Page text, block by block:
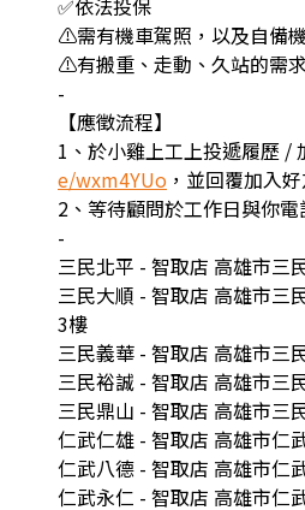
✅依法投保
⚠需有機車駕照，以及自備
⚠有搬重、走動、久站的需求
-
【應徵流程】
1、於小雞上工上投遞履歷 /
e/wxm4YUo ，並回覆加入
2、等待顧問於工作日與你電
-
三民北平 - 智取店 高雄市三
三民大順 - 智取店 高雄市三
3樓
三民義華 - 智取店 高雄市三
三民裕誠 - 智取店 高雄市三
三民鼎山 - 智取店 高雄市三
仁武仁雄 - 智取店 高雄市仁
仁武八德 - 智取店 高雄市仁
仁武永仁 - 智取店 高雄市仁